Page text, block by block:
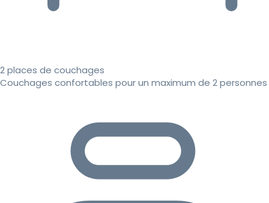
2 places de couchages
Couchages confortables pour un maximum de 2 personnes